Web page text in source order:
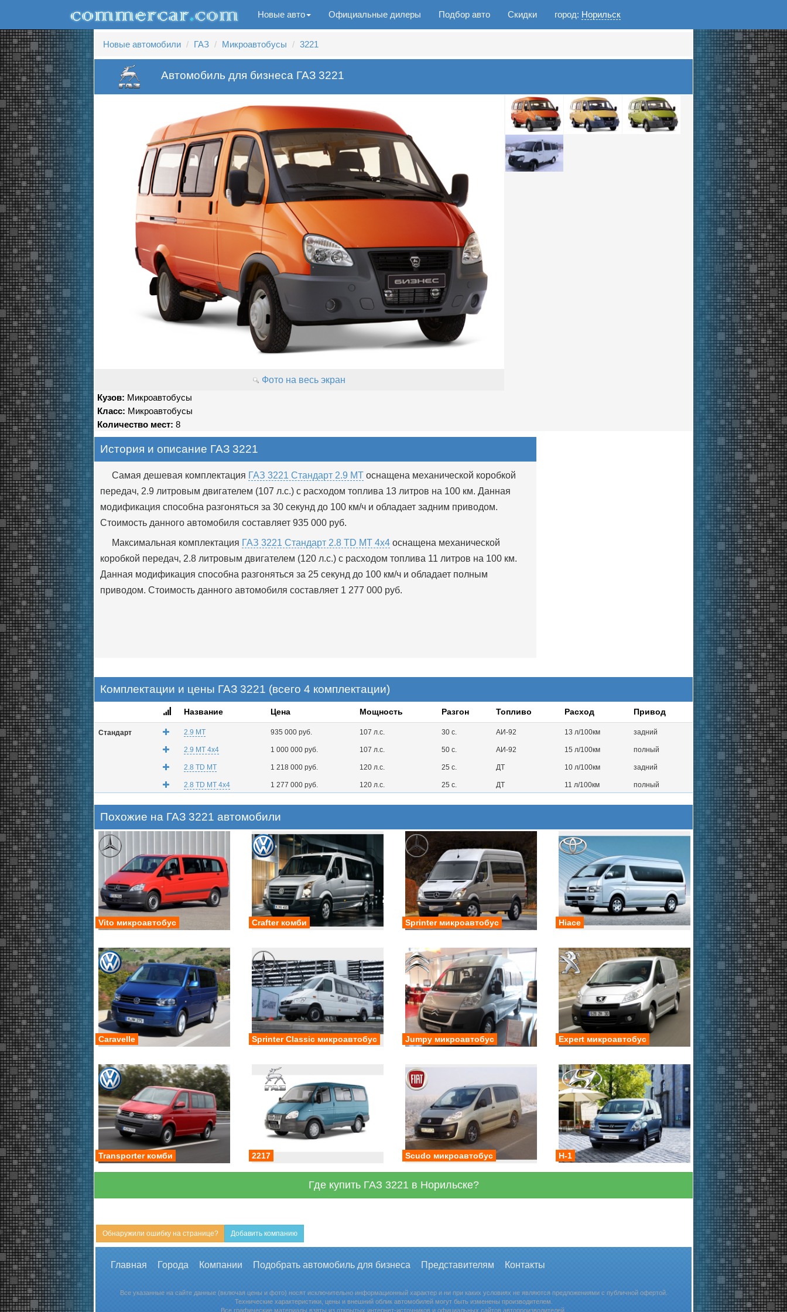
Новые авто Официальные дилеры Подбор авто Скидки город: Норильск
Новые автомобили ГАЗ Микроавтобусы 3221
Автомобиль для бизнеса ГАЗ 3221
Фото на весь экран
Кузов: Микроавтобусы
Класс: Микроавтобусы
Количество мест: 8
История и описание ГАЗ 3221
Самая дешевая комплектация ГАЗ 3221 Стандарт 2.9 MT оснащена механической коробкой
передач, 2.9 литровым двигателем (107 л.с.) с расходом топлива 13 литров на 100 км. Данная
модификация способна разгоняться за 30 секунд до 100 км/ч и обладает задним приводом.
Стоимость данного автомобиля составляет 935 000 руб.
Максимальная комплектация ГАЗ 3221 Стандарт 2.8 TD MT 4x4 оснащена механической
коробкой передач, 2.8 литровым двигателем (120 л.с.) с расходом топлива 11 литров на 100 км.
Данная модификация способна разгоняться за 25 секунд до 100 км/ч и обладает полным
приводом. Стоимость данного автомобиля составляет 1 277 000 руб.
Комплектации и цены ГАЗ 3221 (всего 4 комплектации)
Название Цена Мощность Разгон Топливо Расход Привод
Стандарт 2.9 MT 935 000 руб. 107 л.с. 30 с. АИ-92 13 л/100км задний
2.9 MT 4x4 1 000 000 руб. 107 л.с. 50 с. АИ-92 15 л/100км полный
2.8 TD MT 1 218 000 руб. 120 л.с. 25 с. ДТ 10 л/100км задний
2.8 TD MT 4x4 1 277 000 руб. 120 л.с. 25 с. ДТ 11 л/100км полный
Похожие на ГАЗ 3221 автомобили
Vito микроавтобус Crafter комби Sprinter микроавтобус Hiace
Caravelle Sprinter Classic микроавтобус Jumpy микроавтобус Expert микроавтобус
Transporter комби 2217 Scudo микроавтобус H-1
Где купить ГАЗ 3221 в Норильске?
Обнаружили ошибку на странице? Добавить компанию
Главная Города Компании Подобрать автомобиль для бизнеса Представителям Контакты
Все указанные на сайте данные (включая цены и фото) носят исключительно информационный характер и ни при каких условиях не являются предложениями с публичной офертой.
Технические характеристики, цены и внешний облик автомобилей могут быть изменены производителем.
Все графические материалы взяты из открытых интернет-источников и официальных сайтов автопроизводителей.